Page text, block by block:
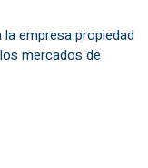
empresa propiedad
mercados de